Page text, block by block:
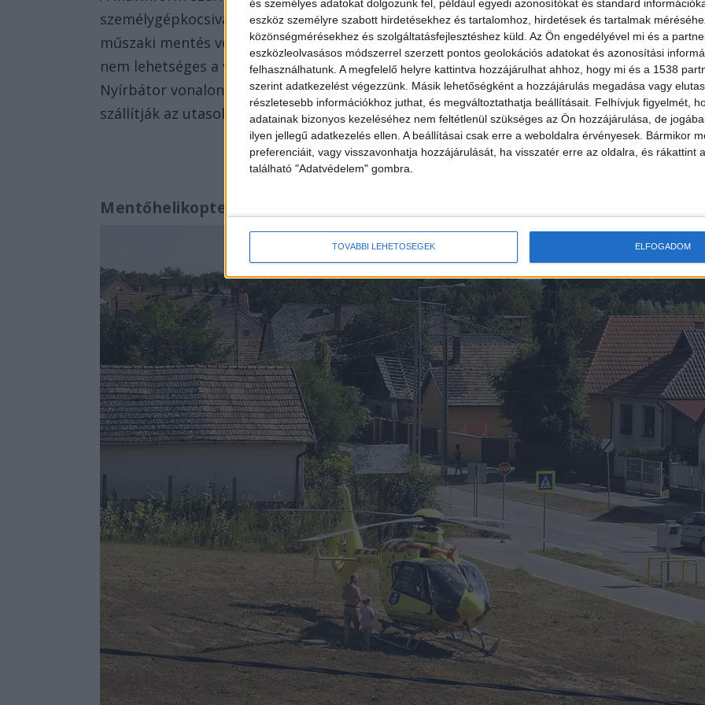
és személyes adatokat dolgozunk fel, például egyedi azonosítókat és standard
eszköz személyre szabott hirdetésekhez és tartalomhoz, hirdetések és tartalmak
közönségmérésekhez és szolgáltatásfejlesztéshez küld. Az Ön engedélyével mi és a
eszközleolvasásos módszerrel szerzett pontos geolokációs adatokat és azonosítási
felhasználhatunk. A megfelelő helyre kattintva hozzájárulhat ahhoz, hogy mi és a 1538
szerint adatkezelést végezzünk. Másik lehetőségként a hozzájárulás megadása vagy
részletesebb információkhoz juthat, és megváltoztathatja beállításait. Felhívjuk figyelmét,
adatainak bizonyos kezeléséhez nem feltétlenül szükséges az Ön hozzájárulása, de
ilyen jellegű adatkezelés ellen. A beállításai csak erre a weboldalra érvényesek. Bármikor
preferenciáit, vagy visszavonhatja hozzájárulását, ha visszatér erre az oldalra, és rákattint
található "Adatvédelem" gombra.
TOVÁBBI LEHETŐSÉGEK ELFOGADOM
személygépkocsival, a vasúti átjárót fénysorompó biztosította. A helyszínelés és a
műszaki mentés végéig Nyírgelse és Nyírbátor, valamint Kállósemjén és Nyírbátor
nem lehetséges a vasúti közlekedés, ezért a Debrecen-Mátészalka és a Nyíregyháza-
Nyírbátor vonalon hosszabb utazási időre kell számítani, egy szakaszon pótlóbuszok
szállítják az utasokat.
Mentőhelikopter szállt le